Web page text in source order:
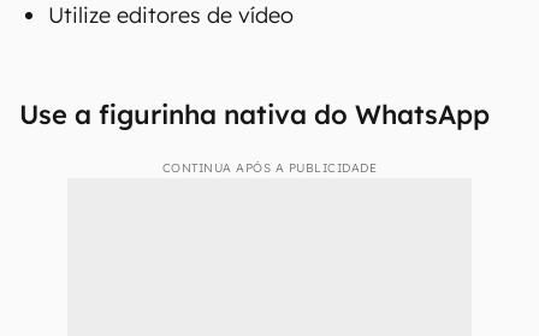
diferentes para postar Status com som:
Compartilhe o Stories do Instagram no